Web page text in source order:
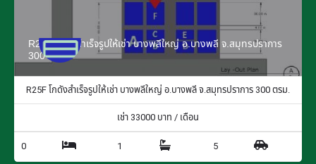
R25F โกดังสำเร็จรูปให้เช่า บางพลีใหญ่ อ.บางพลี จ.สมุทรปราการ
300 ตรม.
R25F โกดังสำเร็จรูปให้เช่า บางพลีใหญ่ อ.บางพลี จ.สมุทรปราการ 300 ตรม.
เช่า 33000 บาท / เดือน
0 1 5